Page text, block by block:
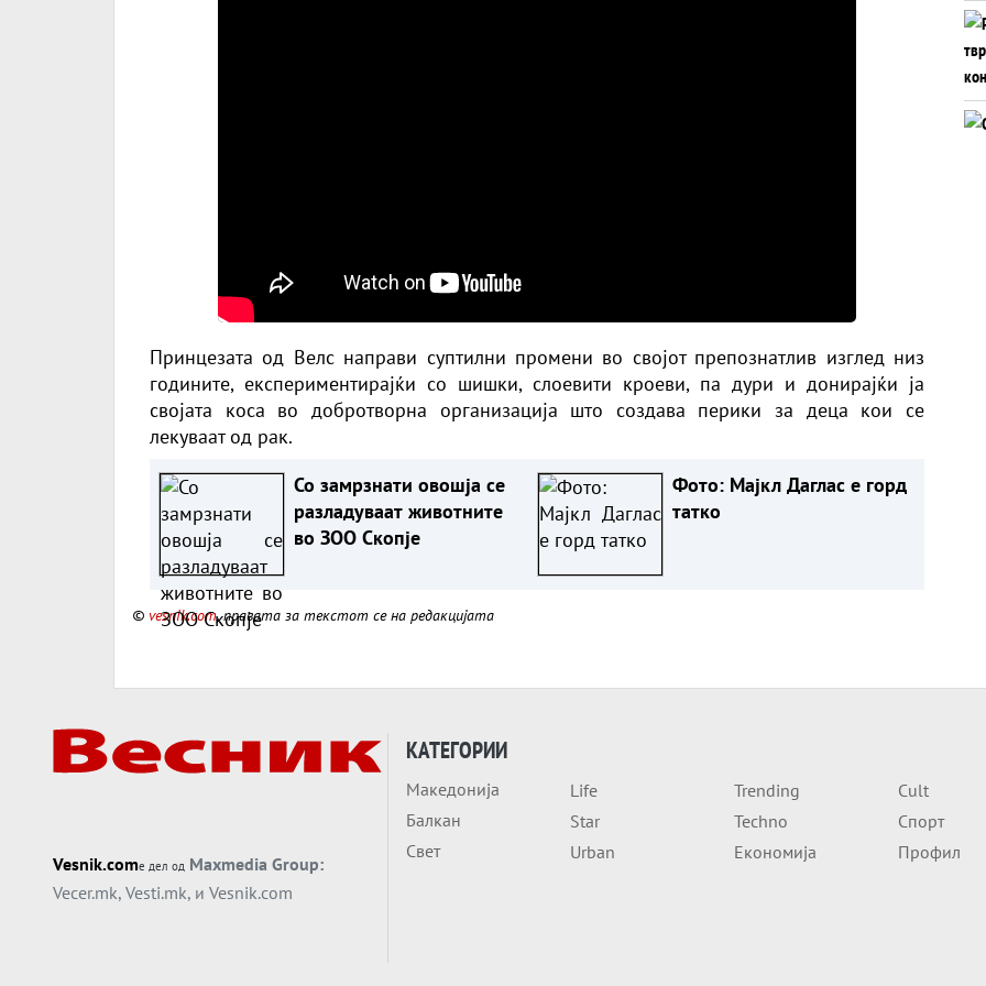
Принцезата од Велс направи суптилни промени во својот препознатлив изглед низ
годините, експериментирајќи со шишки, слоевити кроеви, па дури и донирајќи ја
својата коса во добротворна организација што создава перики за деца кои се
лекуваат од рак.
Со замрзнати овошја се
разладуваат животните
во ЗОО Скопје
Фото: Мајкл Даглас е горд
татко
© vesnik.com, правата за текстот се на редакцијата
Vesnik.comе дел од Maxmedia Group:
Vecer.mk, Vesti.mk, и Vesnik.com
КАТЕГОРИИ
Македонија
Балкан
Свет
Life
Star
Urban
Trending
Techno
Економија
Cult
Спорт
Профил